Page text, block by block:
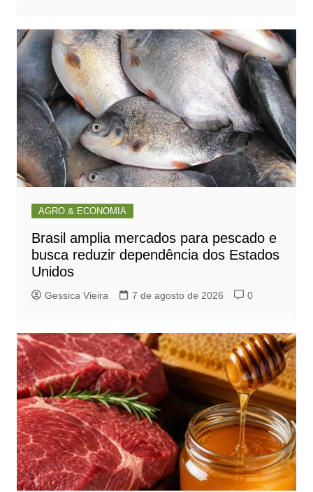
AGRO & ECONOMIA
Brasil amplia mercados para pescado e
busca reduzir dependência dos Estados
Unidos
Gessica Vieira 7 de agosto de 2026 0